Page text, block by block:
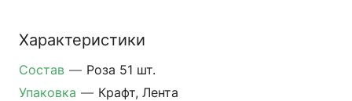
Характеристики
Состав — Роза 51 шт.
Упаковка — Крафт, Лента